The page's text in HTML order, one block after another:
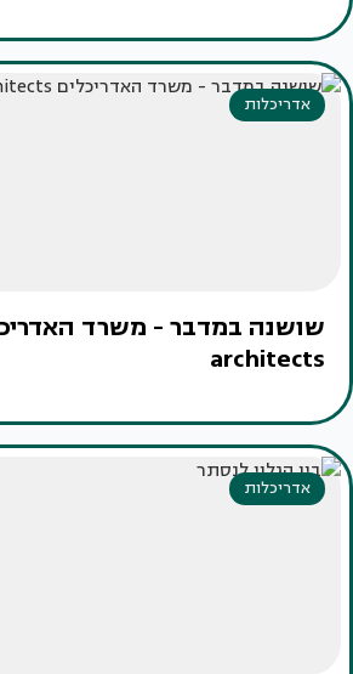
אדריכלות
architects
אדריכלות